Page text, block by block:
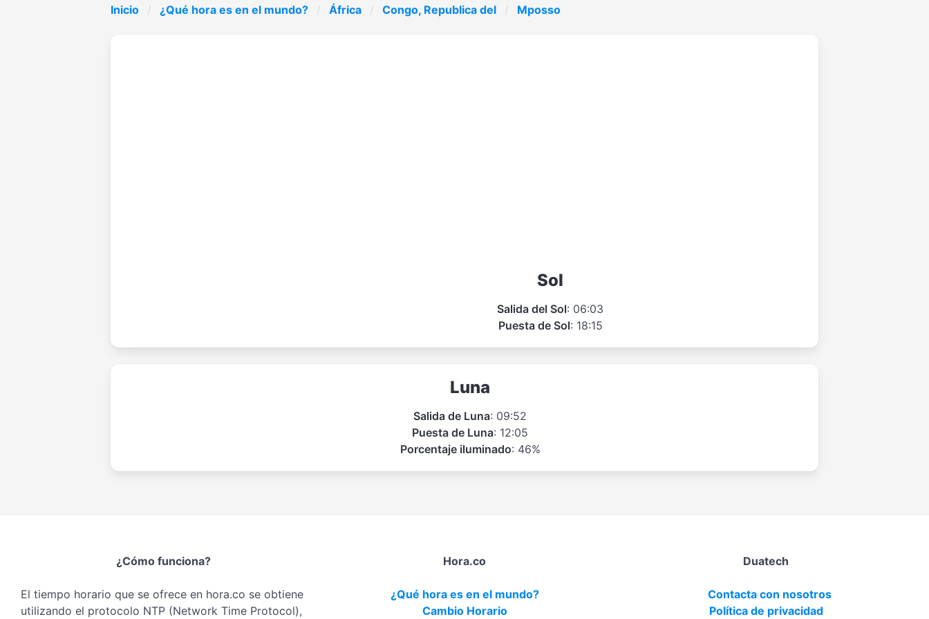
Inicio ¿Qué hora es en el mundo? África Congo, Republica del Mposso
Sol
Salida del Sol: 06:03
Puesta de Sol: 18:15
Luna
Salida de Luna: 09:52
Puesta de Luna: 12:05
Porcentaje iluminado: 46%
¿Cómo funciona?
El tiempo horario que se ofrece en hora.co se obtiene
utilizando el protocolo NTP (Network Time Protocol),
Hora.co
¿Qué hora es en el mundo?
Cambio Horario
Duatech
Contacta con nosotros
Política de privacidad